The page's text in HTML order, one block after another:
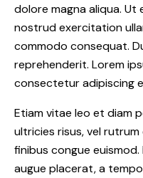
dolore magna aliqua. Ut
nostrud exercitation
commodo consequat.
reprehenderit. Lorem
consectetur adipiscing
Etiam vitae leo et diam
ultricies risus, vel
finibus congue euismod.
augue placerat, a